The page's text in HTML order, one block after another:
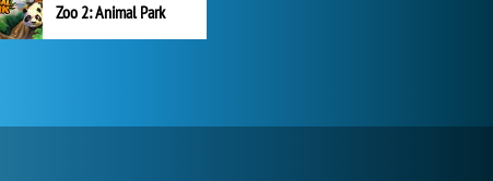
Zoo 2: Animal Park